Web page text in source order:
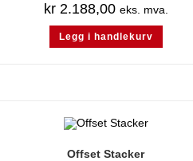
kr2.188,00 eks. mva.
Legg i handlekurv
Offset Stacker